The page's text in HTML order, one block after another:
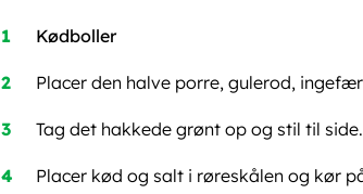
Kødboller
Placer den halve porre, gulerod,
Tag det hakkede grønt op og stil til side.
Placer kød og salt i røreskålen og kør